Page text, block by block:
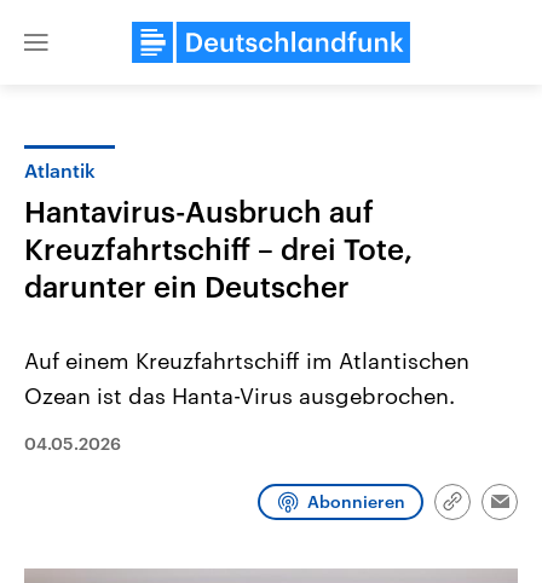
Close
2026
September 2026 einen neuen
Wirtschaftlich und
gehören die Vereinigten
den mächtigsten Ländern
Atlantik
Hantavirus-Ausbruch auf
Kreuzfahrtschiff – drei Tote,
darunter ein Deutscher
Auf einem Kreuzfahrtschiff im Atlantischen
Ozean ist das Hanta-Virus ausgebrochen.
04.05.2026
Abonnieren
Link